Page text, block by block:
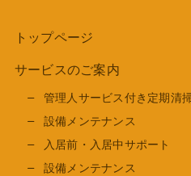
トップページ
サービスのご案内
管理人サービス付き定期清
設備メンテナンス
入居前・入居中サポート
設備メンテナンス